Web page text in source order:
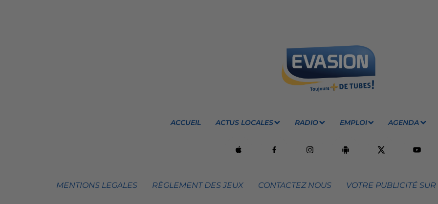
ACCUEIL ACTUS LOCALES RADIO EMPLOI AGENDA
MENTIONS LEGALES RÈGLEMENT DES JEUX CONTACTEZ NOUS VOTRE PUBLICITÉ